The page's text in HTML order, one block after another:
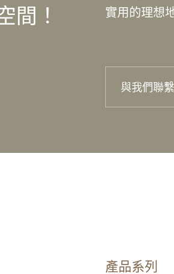
間！
實用的理想
與我們聯繫
產品系列